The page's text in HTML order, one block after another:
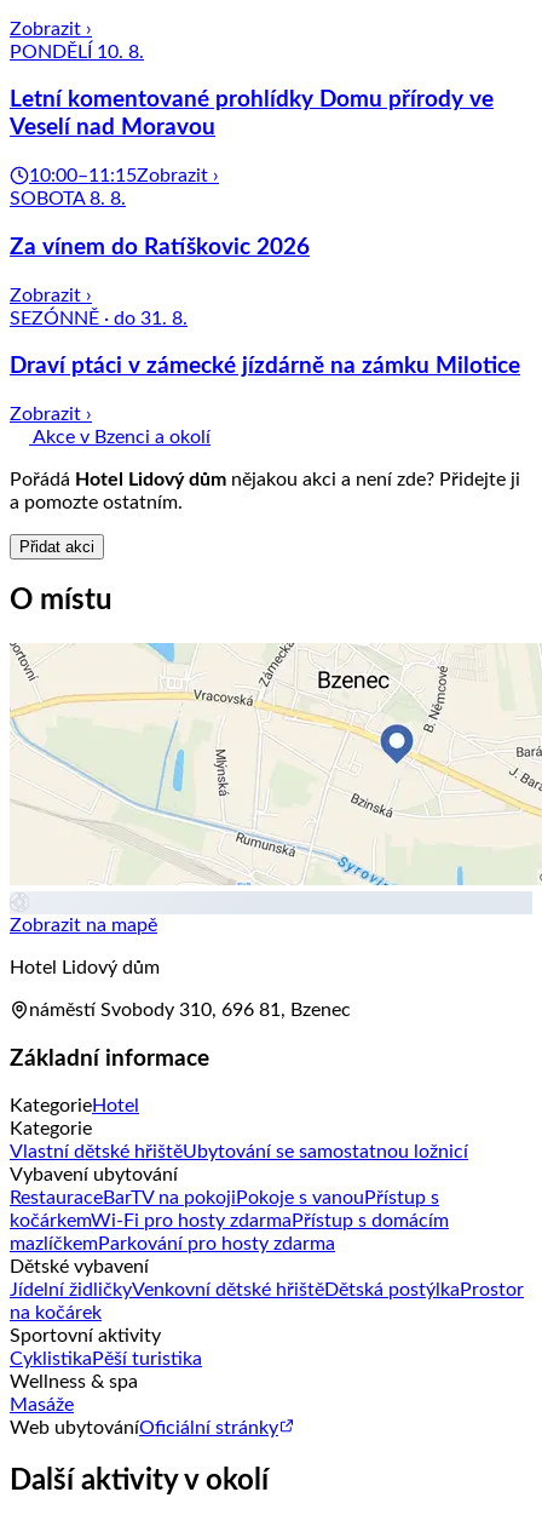
Zobrazit ›
PONDĚLÍ 10. 8.
Letní komentované prohlídky Domu přírody ve
Veselí nad Moravou
10:00–11:15Zobrazit ›
SOBOTA 8. 8.
Za vínem do Ratíškovic 2026
Zobrazit ›
SEZÓNNĚ · do 31. 8.
Draví ptáci v zámecké jízdárně na zámku Milotice
Zobrazit ›
Akce v Bzenci a okolí
Pořádá Hotel Lidový dům nějakou akci a není zde? Přidejte ji
a pomozte ostatním.
Přidat akci
O místu
Zobrazit na mapě
Hotel Lidový dům
náměstí Svobody 310, 696 81, Bzenec
Základní informace
KategorieHotel
Kategorie
Vlastní dětské hřištěUbytování se samostatnou ložnicí
Vybavení ubytování
RestauraceBarTV na pokoji Pokoje s vanou Přístup s
kočárkemWi-Fi pro hosty zdarma Přístup s domácím
mazlíčkemParkování pro hosty zdarma
Dětské vybavení
Jídelní židličkyVenkovní dětské hřištěDětská postýlka Prostor
na kočárek
Sportovní aktivity
Cyklistika Pěší turistika
Wellness & spa
Masáže
Web ubytováníOficiální stránky
Další aktivity v okolí